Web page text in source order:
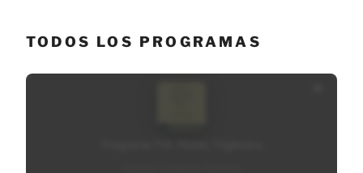
TODOS LOS PROGRAMAS